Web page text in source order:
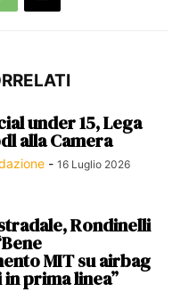
under 15, Lega
alla Camera
- 16 Luglio 2026
Rondinelli
MIT su airbag
prima linea”